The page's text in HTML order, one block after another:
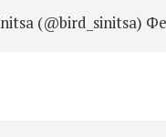
(@bird_sinitsa)